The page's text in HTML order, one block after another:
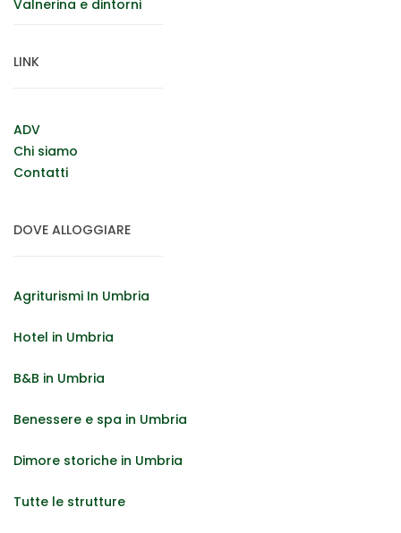
Valnerina e dintorni
LINK
ADV
Chi siamo
Contatti
DOVE ALLOGGIARE
Agriturismi In Umbria
Hotel in Umbria
B&B in Umbria
Benessere e spa in Umbria
Dimore storiche in Umbria
Tutte le strutture